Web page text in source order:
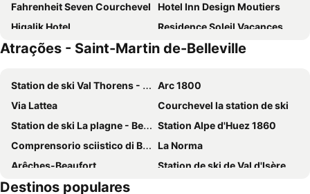
Fahrenheit Seven Courchevel
Hotel Inn Design Moutiers
Higalik Hotel
Residence Soleil Vacances Les M Nuires
Golf Hôtel
Hotel Marielle
Belambra Clubs Les Menuires - Neige Et Ciel
Résidence Club Mmv Le Coeur Des Loges
Chalet Kaya
Résidence La Rochetaillée
Arcelle Appartements VTI
Hotel Le Roc
Snow Lodge Hotel Courchevel 1850
Le Portillo
Hotel les Flocons Courchevel
Araucaria Hotel & Spa
Hob Orelle - Les 3 Vallées Val Thorens
Atrações - Saint-Martin de-Belleville
Station de ski Val Thorens - Les Trois Vallées
Arc 1800
Via Lattea
Courchevel la station de ski
Station de ski La plagne - Belle plagne
Station Alpe d'Huez 1860
Comprensorio sciistico di Bardonecchia
La Norma
Arêches-Beaufort
Station de ski de Val d'Isère
Courchevel Airport
Destinos populares